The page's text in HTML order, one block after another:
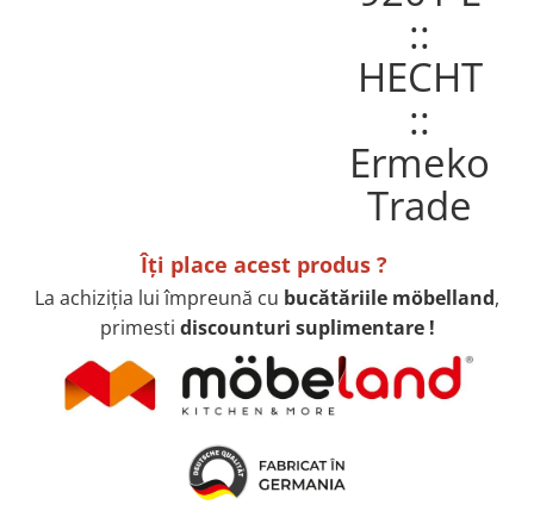
Îţi place acest produs ?
La achiziţia lui împreună cu bucătăriile möbelland,
primesti discounturi suplimentare !